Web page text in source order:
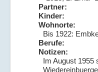
Partner:
Kinder:
Wohnorte:
Bis 1922:
Berufe:
Notizen:
Im August 1955